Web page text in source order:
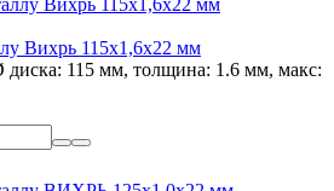
Вихрь 115х1,6х22 мм
115 мм, толщина: 1.6 мм, макс: